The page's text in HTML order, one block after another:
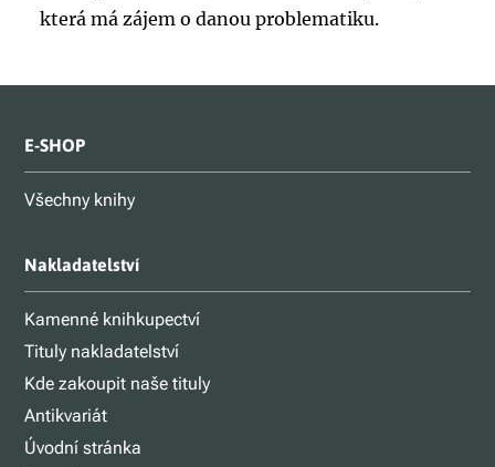
která má zájem o danou problematiku.
E-SHOP
Všechny knihy
Nakladatelství
Kamenné knihkupectví
Tituly nakladatelství
Kde zakoupit naše tituly
Antikvariát
Úvodní stránka